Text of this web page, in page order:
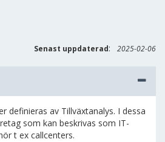
Senast uppdaterad: 2025-02-06
definieras av Tillväxtanalys. I dessa
som kan beskrivas som IT-
t ex callcenters.